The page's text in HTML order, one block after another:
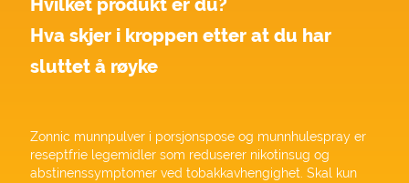
Hvilket produkt er du?
Hva skjer i kroppen etter at du har
sluttet å røyke
Zonnic munnpulver i porsjonspose og munnhulespray er
reseptfrie legemidler som reduserer nikotinsug og
abstinenssymptomer ved tobakkavhengighet. Skal kun